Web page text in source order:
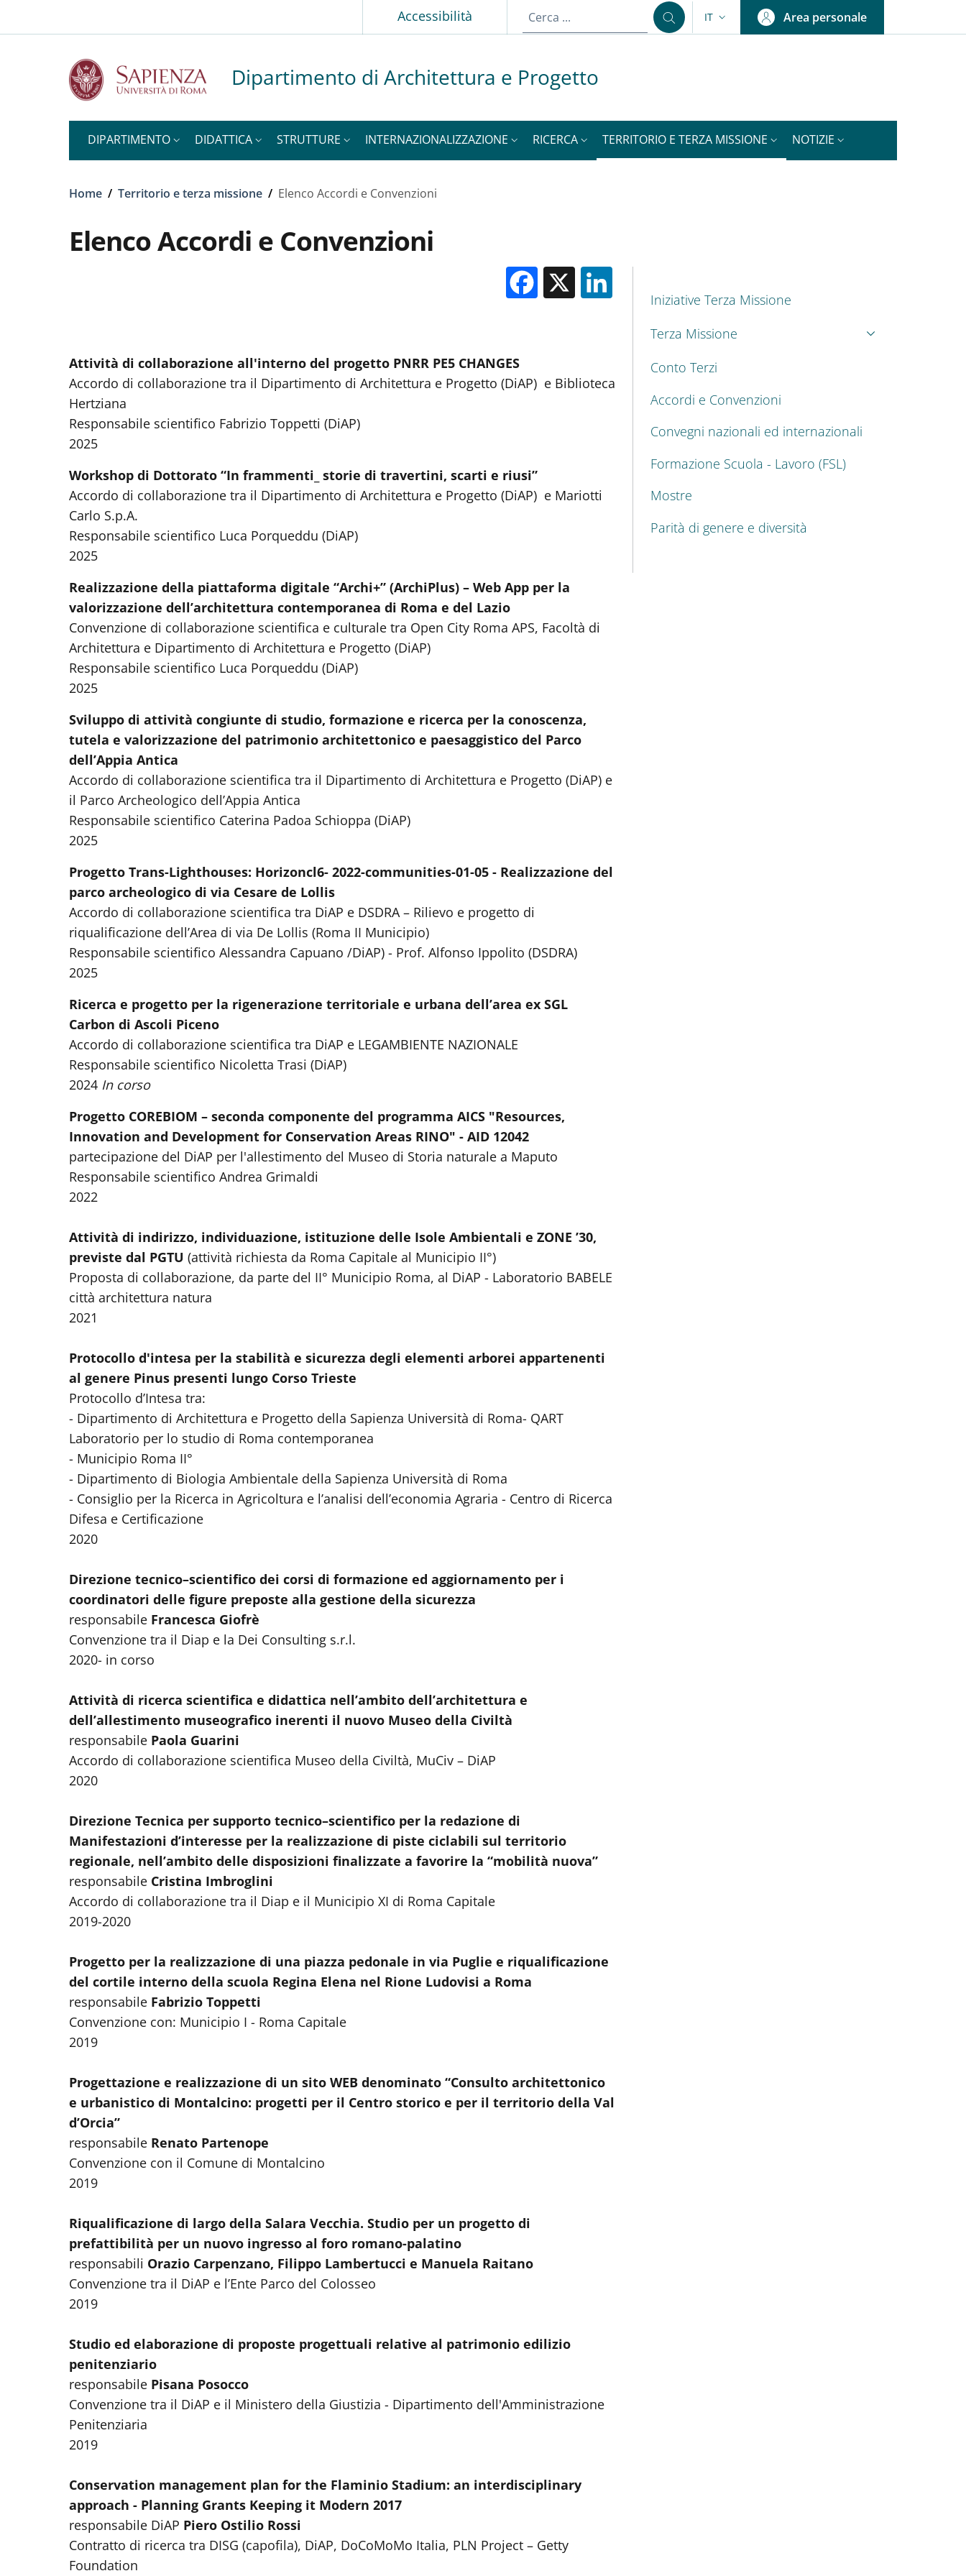
Accessibilità SELETTORE LINGUA: CURRENT LANGUAGE
IT Area personale
Dipartimento di Architettura e Progetto
DIPARTIMENTO DIDATTICA STRUTTURE INTERNAZIONALIZZAZIONE RICERCA TERRITORIO E TERZA MISSIONE NOTIZIE
Briciole di pane
Home / Territorio e terza missione / Elenco Accordi e Convenzioni
Elenco Accordi e Convenzioni
Facebook
X
Attività di collaborazione all'interno del progetto PNRR PE5 CHANGES
Accordo di collaborazione tra il Dipartimento di Architettura e Progetto (DiAP) e Biblioteca
Hertziana
Responsabile scientifico Fabrizio Toppetti (DiAP)
2025
Workshop di Dottorato “In frammenti_ storie di travertini, scarti e riusi”
Accordo di collaborazione tra il Dipartimento di Architettura e Progetto (DiAP) e Mariotti
Carlo S.p.A.
Responsabile scientifico Luca Porqueddu (DiAP)
2025
Realizzazione della piattaforma digitale “Archi+” (ArchiPlus) – Web App per la
valorizzazione dell’architettura contemporanea di Roma e del Lazio
Convenzione di collaborazione scientifica e culturale tra Open City Roma APS, Facoltà di
Architettura e Dipartimento di Architettura e Progetto (DiAP)
Responsabile scientifico Luca Porqueddu (DiAP)
2025
Sviluppo di attività congiunte di studio, formazione e ricerca per la conoscenza,
tutela e valorizzazione del patrimonio architettonico e paesaggistico del Parco
dell’Appia Antica
Accordo di collaborazione scientifica tra il Dipartimento di Architettura e Progetto (DiAP) e
il Parco Archeologico dell’Appia Antica
Responsabile scientifico Caterina Padoa Schioppa (DiAP)
2025
Progetto Trans-Lighthouses: Horizoncl6- 2022-communities-01-05 - Realizzazione del
parco archeologico di via Cesare de Lollis
Accordo di collaborazione scientifica tra DiAP e DSDRA – Rilievo e progetto di
riqualificazione dell’Area di via De Lollis (Roma II Municipio)
Responsabile scientifico Alessandra Capuano /DiAP) - Prof. Alfonso Ippolito (DSDRA)
2025
Ricerca e progetto per la rigenerazione territoriale e urbana dell’area ex SGL
Carbon di Ascoli Piceno
Accordo di collaborazione scientifica tra DiAP e LEGAMBIENTE NAZIONALE
Responsabile scientifico Nicoletta Trasi (DiAP)
2024 In corso
Progetto COREBIOM – seconda componente del programma AICS "Resources,
Innovation and Development for Conservation Areas RINO" - AID 12042
partecipazione del DiAP per l'allestimento del Museo di Storia naturale a Maputo
Responsabile scientifico Andrea Grimaldi
2022
Attività di indirizzo, individuazione, istituzione delle Isole Ambientali e ZONE ’30,
previste dal PGTU (attività richiesta da Roma Capitale al Municipio II°)
Proposta di collaborazione, da parte del II° Municipio Roma, al DiAP - Laboratorio BABELE
città architettura natura
2021
Protocollo d'intesa per la stabilità e sicurezza degli elementi arborei appartenenti
al genere Pinus presenti lungo Corso Trieste
Protocollo d’Intesa tra:
- Dipartimento di Architettura e Progetto della Sapienza Università di Roma- QART
Laboratorio per lo studio di Roma contemporanea
- Municipio Roma II°
- Dipartimento di Biologia Ambientale della Sapienza Università di Roma
- Consiglio per la Ricerca in Agricoltura e l’analisi dell’economia Agraria - Centro di Ricerca
Difesa e Certificazione
2020
Direzione tecnico–scientifico dei corsi di formazione ed aggiornamento per i
coordinatori delle figure preposte alla gestione della sicurezza
responsabile Francesca Giofrè
Convenzione tra il Diap e la Dei Consulting s.r.l.
2020- in corso
Attività di ricerca scientifica e didattica nell’ambito dell’architettura e
dell’allestimento museografico inerenti il nuovo Museo della Civiltà
responsabile Paola Guarini
Accordo di collaborazione scientifica Museo della Civiltà, MuCiv – DiAP
2020
Direzione Tecnica per supporto tecnico–scientifico per la redazione di
Manifestazioni d’interesse per la realizzazione di piste ciclabili sul territorio
regionale, nell’ambito delle disposizioni finalizzate a favorire la “mobilità nuova”
responsabile Cristina Imbroglini
Accordo di collaborazione tra il Diap e il Municipio XI di Roma Capitale
2019-2020
Progetto per la realizzazione di una piazza pedonale in via Puglie e riqualificazione
del cortile interno della scuola Regina Elena nel Rione Ludovisi a Roma
responsabile Fabrizio Toppetti
Convenzione con: Municipio I - Roma Capitale
2019
Progettazione e realizzazione di un sito WEB denominato “Consulto architettonico
e urbanistico di Montalcino: progetti per il Centro storico e per il territorio della Val
d’Orcia”
responsabile Renato Partenope
Convenzione con il Comune di Montalcino
2019
Riqualificazione di largo della Salara Vecchia. Studio per un progetto di
prefattibilità per un nuovo ingresso al foro romano-palatino
responsabili Orazio Carpenzano, Filippo Lambertucci e Manuela Raitano
Convenzione tra il DiAP e l’Ente Parco del Colosseo
2019
Studio ed elaborazione di proposte progettuali relative al patrimonio edilizio
penitenziario
responsabile Pisana Posocco
Convenzione tra il DiAP e il Ministero della Giustizia - Dipartimento dell'Amministrazione
Penitenziaria
2019
Conservation management plan for the Flaminio Stadium: an interdisciplinary
approach - Planning Grants Keeping it Modern 2017
responsabile DiAP Piero Ostilio Rossi
Contratto di ricerca tra DISG (capofila), DiAP, DoCoMoMo Italia, PLN Project – Getty
Foundation
MENU CEV SECOND NAVIGATION
Iniziative Terza Missione
Terza Missione
Conto Terzi
Accordi e Convenzioni
Convegni nazionali ed internazionali
Formazione Scuola - Lavoro (FSL)
Mostre
Parità di genere e diversità